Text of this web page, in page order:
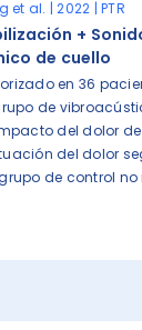
al. | 2022 | PTR
+
de cuello
en 36
de
del dolor
del dolor
de control